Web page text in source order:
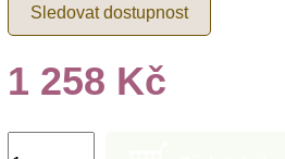
Sledovat dostupnost
1 258 Kč